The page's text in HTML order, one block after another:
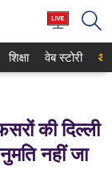
शिक्षा वेब स्टोरी
की दिल्ली
नहीं जा